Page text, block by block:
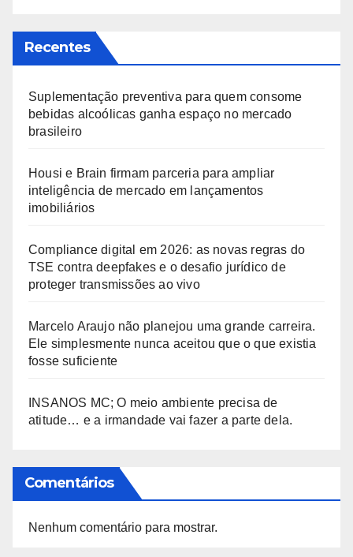
Recentes
Suplementação preventiva para quem consome
bebidas alcoólicas ganha espaço no mercado
brasileiro
Housi e Brain firmam parceria para ampliar
inteligência de mercado em lançamentos
imobiliários
Compliance digital em 2026: as novas regras do
TSE contra deepfakes e o desafio jurídico de
proteger transmissões ao vivo
Marcelo Araujo não planejou uma grande carreira.
Ele simplesmente nunca aceitou que o que existia
fosse suficiente
INSANOS MC; O meio ambiente precisa de
atitude… e a irmandade vai fazer a parte dela.
Comentários
Nenhum comentário para mostrar.